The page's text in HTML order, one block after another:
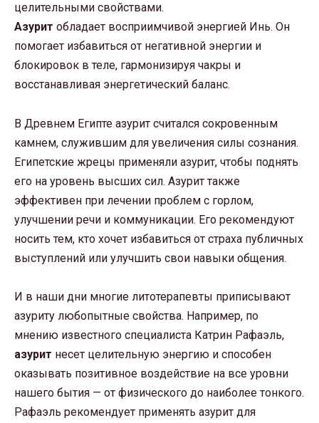
целительными свойствами.
Азурит обладает восприимчивой энергией Инь. Он
помогает избавиться от негативной энергии и
блокировок в теле, гармонизируя чакры и
восстанавливая энергетический баланс.
В Древнем Египте азурит считался сокровенным
камнем, служившим для увеличения силы сознания.
Египетские жрецы применяли азурит, чтобы поднять
его на уровень высших сил. Азурит также
эффективен при лечении проблем с горлом,
улучшении речи и коммуникации. Его рекомендуют
носить тем, кто хочет избавиться от страха публичных
выступлений или улучшить свои навыки общения.
И в наши дни многие литотерапевты приписывают
азуриту любопытные свойства. Например, по
мнению известного специалиста Катрин Рафаэль,
азурит несет целительную энергию и способен
оказывать позитивное воздействие на все уровни
нашего бытия — от физического до наиболее тонкого.
Рафаэль рекомендует применять азурит для